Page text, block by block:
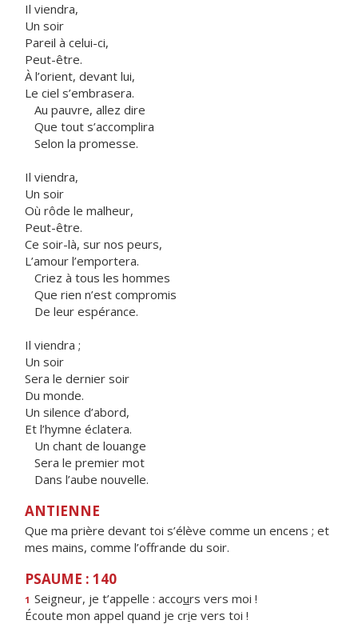
Il viendra,
Un soir
Pareil à celui-ci,
Peut-être.
À l’orient, devant lui,
Le ciel s’embrasera.
Au pauvre, allez dire
Que tout s’accomplira
Selon la promesse.
Il viendra,
Un soir
Où rôde le malheur,
Peut-être.
Ce soir-là, sur nos peurs,
L’amour l’emportera.
Criez à tous les hommes
Que rien n’est compromis
De leur espérance.
Il viendra ;
Un soir
Sera le dernier soir
Du monde.
Un silence d’abord,
Et l’hymne éclatera.
Un chant de louange
Sera le premier mot
Dans l’aube nouvelle.
ANTIENNE
Que ma prière devant toi s’élève comme un encens ; et
mes mains, comme l’offrande du soir.
PSAUME : 140
1 Seigneur, je t’appelle : accours vers moi !
Écoute mon appel quand je crie vers toi !